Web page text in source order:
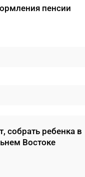
пенсии
собрать ребенка в
Востоке